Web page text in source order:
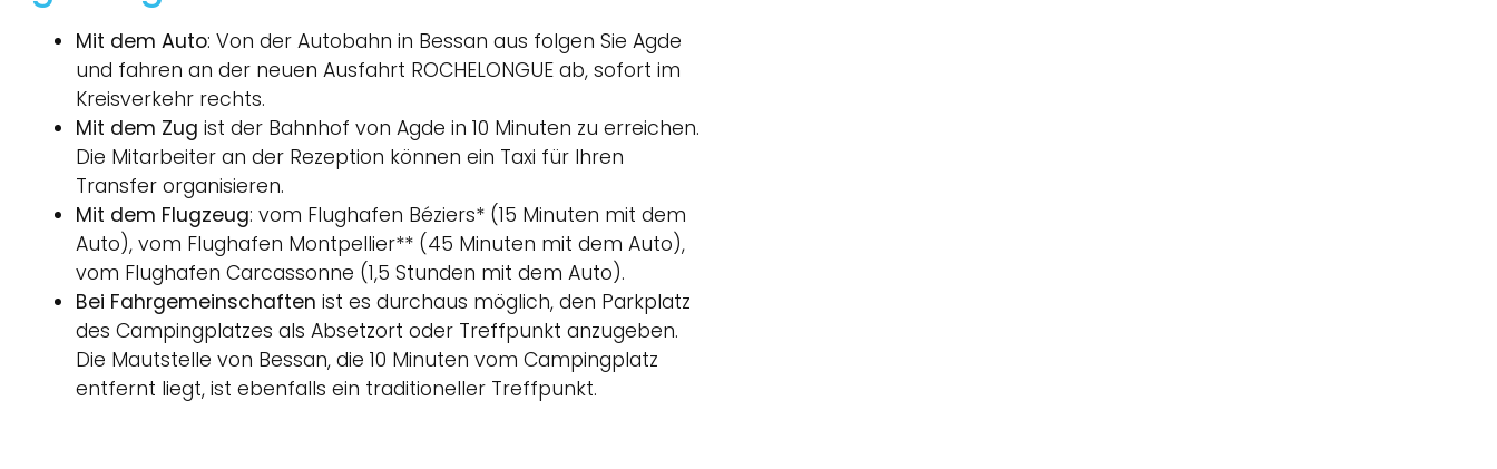
Mit dem Auto: Von der Autobahn in Bessan aus folgen Sie Agde
und fahren an der neuen Ausfahrt ROCHELONGUE ab, sofort im
Kreisverkehr rechts.
Mit dem Zug ist der Bahnhof von Agde in 10 Minuten zu erreichen.
Die Mitarbeiter an der Rezeption können ein Taxi für Ihren
Transfer organisieren.
Mit dem Flugzeug: vom Flughafen Béziers* (15 Minuten mit dem
Auto), vom Flughafen Montpellier** (45 Minuten mit dem Auto),
vom Flughafen Carcassonne (1,5 Stunden mit dem Auto).
Bei Fahrgemeinschaften ist es durchaus möglich, den Parkplatz
des Campingplatzes als Absetzort oder Treffpunkt anzugeben.
Die Mautstelle von Bessan, die 10 Minuten vom Campingplatz
entfernt liegt, ist ebenfalls ein traditioneller Treffpunkt.